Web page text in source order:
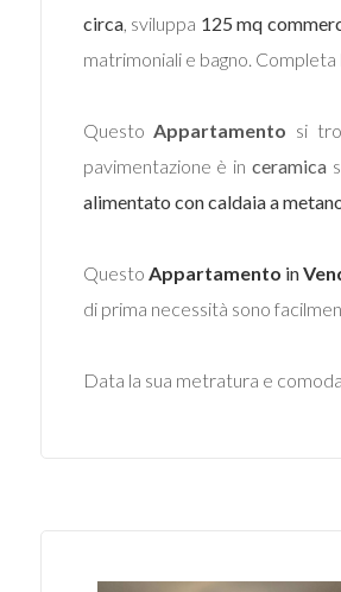
circa, sviluppa 125 mq
matrimoniali e bagno.
QuestoAppartamento si
pavimentazione è inceramica
alimentato con caldaia a
Questo Appartamento in
di prima necessità sono
Data la sua metratura e
Totale